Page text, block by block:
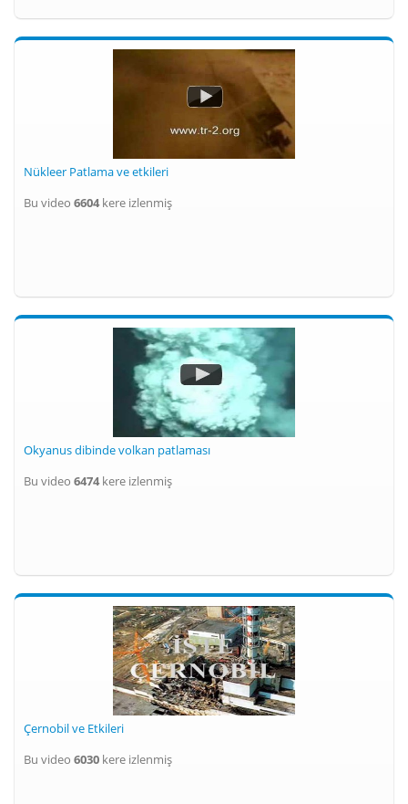
Nükleer Patlama ve etkileri
Bu video 6604kere izlenmiş
Okyanus dibinde volkan patlaması
Bu video 6474kere izlenmiş
Çernobil ve Etkileri
Bu video 6030 kere izlenmiş